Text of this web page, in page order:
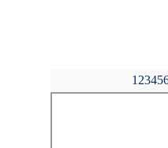
1 2345